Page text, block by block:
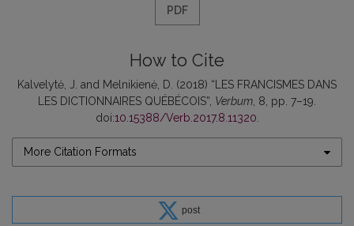
PDF
How to Cite
Kalvelytė, J. and Melnikienė, D. (2018) “LES FRANCISMES DANS
LES DICTIONNAIRES QUÉBÉCOIS”, Verbum , 8, pp. 7–19.
doi:10.15388/Verb.2017.8.11320
More Citation Formats
post